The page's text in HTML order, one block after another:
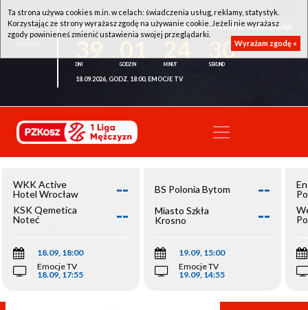
WKK ACTIVE HOTEL WROCŁAW - KSK QEMETICA NOTEĆ INOWROCŁAW
29
18.09.2026, GODZ. 18:00, EMOCJE TV
WKK Active
Hotel Wrocław
--
KSK Qemetica
Noteć
Inowrocław
--
18.09, 18:00
Emocje TV
18.09, 17:55
BS Polonia Bytom --
Miasto Szkła
Krosno
--
19.09, 15:00
Emocje TV
19.09, 14:55
Ta strona używa cookies m.in. w celach: świadczenia usług, reklamy, statystyk.
Korzystając ze strony wyrażasz zgodę na używanie cookie. Jeżeli nie wyrażasz
zgody powinieneś zmienić ustawienia swojej przeglądarki.
Wyrażam zgodę »